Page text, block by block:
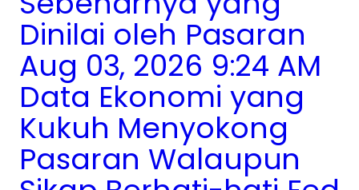
Dinilai oleh Pasaran
Aug 03, 2026 9:24 AM
Data Ekonomi yang
Kukuh Menyokong
Pasaran Walaupun